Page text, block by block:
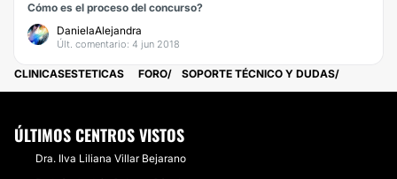
Cómo es el proceso del concurso?
DanielaAlejandra
Últ. comentario: 4 jun 2018
CLINICASESTETICAS FORO SOPORTE TÉCNICO Y DUDAS
ÚLTIMOS CENTROS VISTOS
Dra. Ilva Liliana Villar Bejarano